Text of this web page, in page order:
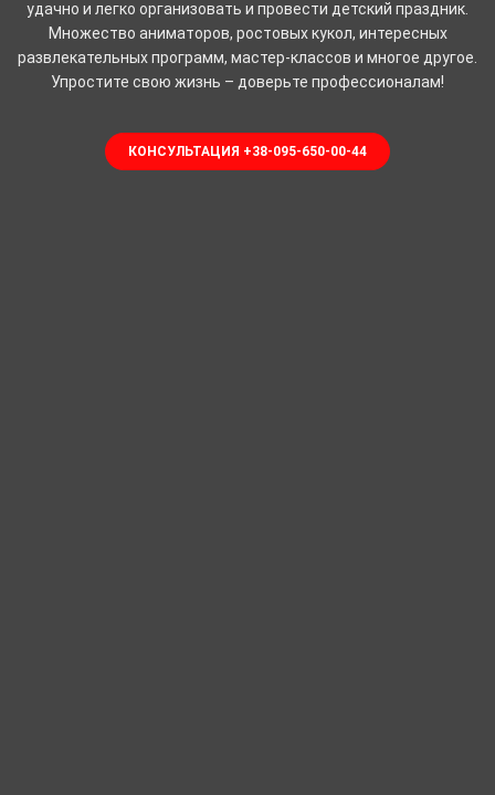
удачно и легко организовать и провести детский праздник.
Множество аниматоров, ростовых кукол, интересных
развлекательных программ, мастер-классов и многое другое.
Упростите свою жизнь – доверьте профессионалам!
КОНСУЛЬТАЦИЯ +38-095-650-00-44